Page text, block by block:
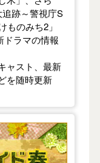
跡～警視庁S
のみち2」
ドラマの情報
ャスト、最新
を随時更新